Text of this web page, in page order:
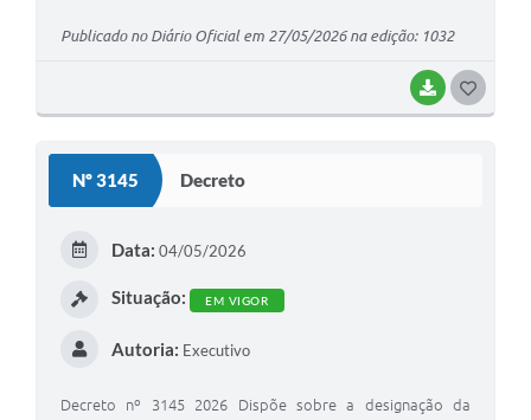
BAIXAR
Publicado no Diário Oficial em 27/05/2026 na edição: 1032
Nº 3145 Decreto
Data: 04/05/2026
Situação: EM VIGOR
Autoria: Executivo
Decreto nº 3145 2026 Dispõe sobre a designação da